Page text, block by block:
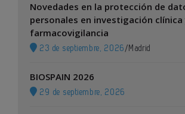
Novedades en la protección de
personales en investigación clínica
farmacovigilancia
23 de septiembre, 2026 / Madrid
BIOSPAIN 2026
29 de septiembre, 2026